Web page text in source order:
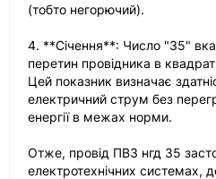
(тобто негорючий).
4. **Січення**: Число "35"
перетин провідника в
Цей показник визначає
електричний струм без
енергії в межах норми.
Отже, провід ПВ3 нгд 35
електротехнічних системах,